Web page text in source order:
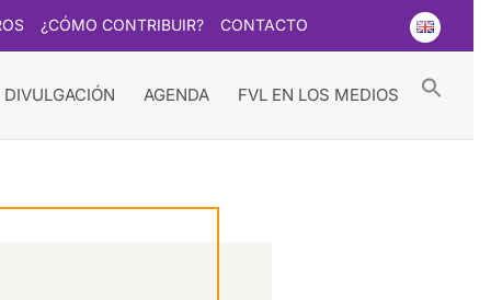
¿CÓMO CONTRIBUIR? CONTACTO
AGENDA FVL EN LOS MEDIOS